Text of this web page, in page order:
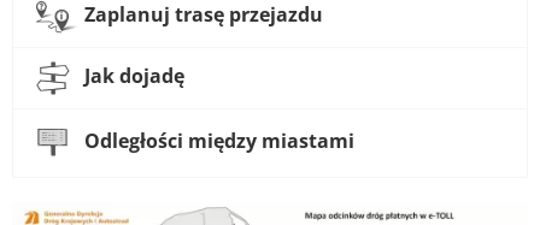
Zaplanuj trasę przejazdu
Jak dojadę
Odległości między miastami